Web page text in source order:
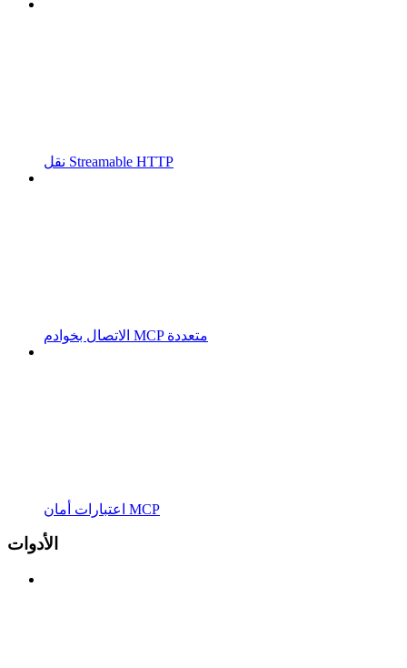
نقل Streamable HTTP
الاتصال بخوادم MCP متعددة
اعتبارات أمان MCP
الأدوات